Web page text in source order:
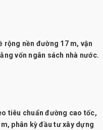
rộng nền đường 17 m, vận
vốn ngân sách nhà nước.
tiêu chuẩn đường cao tốc,
phân kỳ đầu tư xây dựng